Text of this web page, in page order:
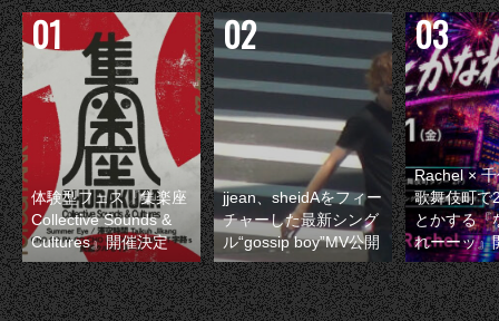
体験型フェス『集楽座
Collective Sounds &
Cultures』開催決定
jjean、sheidAをフィー
チャーした最新シング
ル“gossip boy”MV公開
Rachel ×
歌舞伎町で
とかする『
れーーッ』